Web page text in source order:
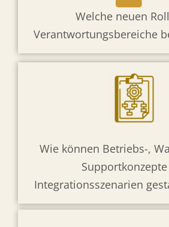
Welche neuen
Verantwortungsbereiche
Wie können Betriebs-,
Integrationsszenarien